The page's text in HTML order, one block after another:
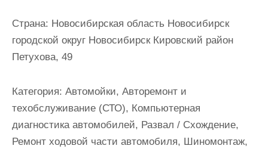
Страна: Новосибирская область Новосибирск
городской округ Новосибирск Кировский район
Петухова, 49
Категория: Автомойки, Авторемонт и
техобслуживание (СТО), Компьютерная
диагностика автомобилей, Развал / Схождение,
Ремонт ходовой части автомобиля, Шиномонтаж,